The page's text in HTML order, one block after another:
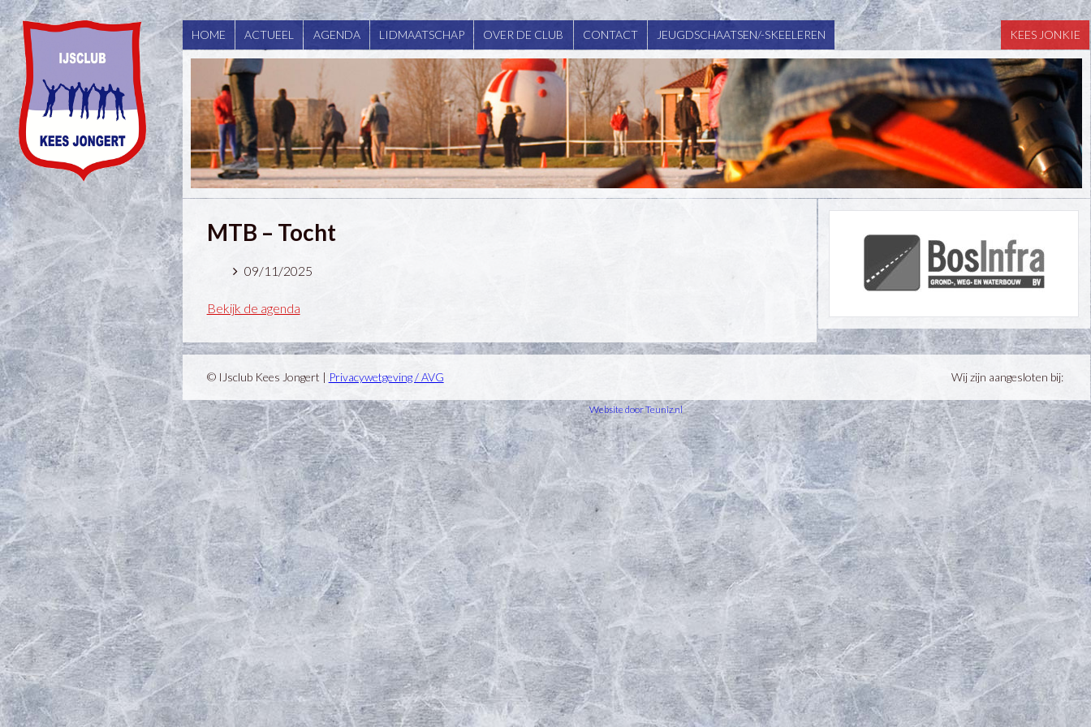
HOME ACTUEEL AGENDA LIDMAATSCHAP OVER DE CLUB CONTACT JEUGDSCHAATSEN/-SKEELEREN KEES JONKIE
MTB – Tocht
09/11/2025
Bekijk de agenda
© IJsclub Kees Jongert | Privacywetgeving / AVG Wij zijn aangesloten bij:
Website door Teuniz.nl